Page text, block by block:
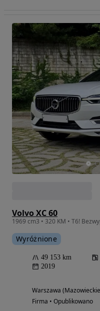
Volvo XC 60
Wyróżnione
49 153 km
2019
Warszawa
Firma • Opublikowano